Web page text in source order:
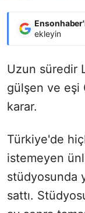
ekleyin
Uzun süredir
gülşen ve eşi
karar.
Türkiye'de
istemeyen
stüdyosunda
sattı.